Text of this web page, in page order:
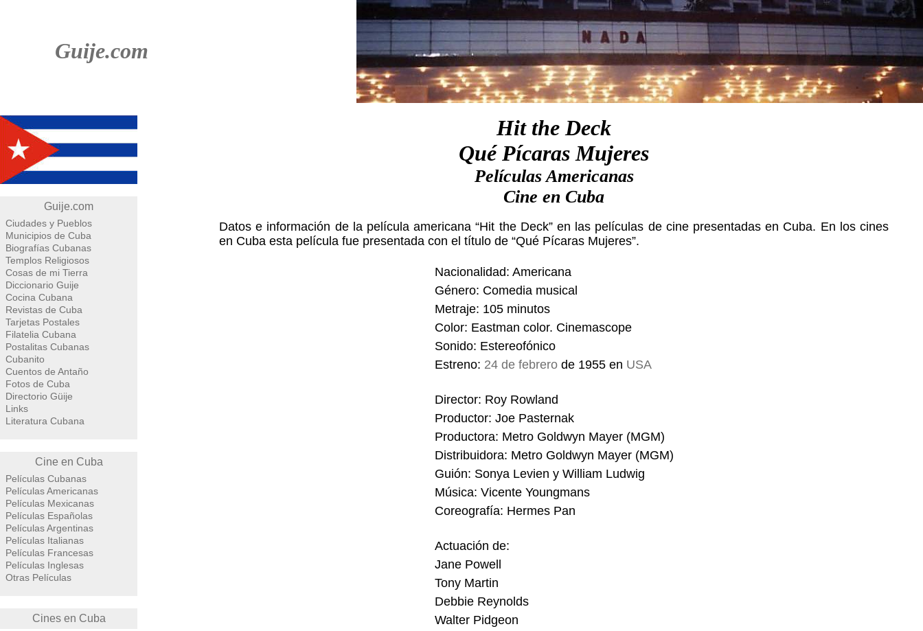
Guije.com
Guije.com
Ciudades y Pueblos
Municipios de Cuba
Biografías Cubanas
Templos Religiosos
Cosas de mi Tierra
Diccionario Guije
Cocina Cubana
Revistas de Cuba
Tarjetas Postales
Filatelia Cubana
Postalitas Cubanas
Cubanito
Cuentos de Antaño
Fotos de Cuba
Directorio Güije
Links
Literatura Cubana
Cine en Cuba
Películas Cubanas
Películas Americanas
Películas Mexicanas
Películas Españolas
Películas Argentinas
Películas Italianas
Películas Francesas
Películas Inglesas
Otras Películas
Cines en Cuba
Hit the Deck
Qué Pícaras Mujeres
Películas Americanas
Cine en Cuba
Datos e información de la película americana “Hit the Deck” en las películas de cine presentadas en Cuba. En los cines
en Cuba esta película fue presentada con el título de “Qué Pícaras Mujeres”.
Nacionalidad: Americana
Género: Comedia musical
Metraje: 105 minutos
Color: Eastman color. Cinemascope
Sonido: Estereofónico
Estreno: 24 de febrerode 1955 en USA
Director: Roy Rowland
Productor: Joe Pasternak
Productora: Metro Goldwyn Mayer (MGM)
Distribuidora: Metro Goldwyn Mayer (MGM)
Guión: Sonya Levien y William Ludwig
Música: Vicente Youngmans
Coreografía: Hermes Pan
Actuación de:
Jane Powell
Tony Martin
Debbie Reynolds
Walter Pidgeon